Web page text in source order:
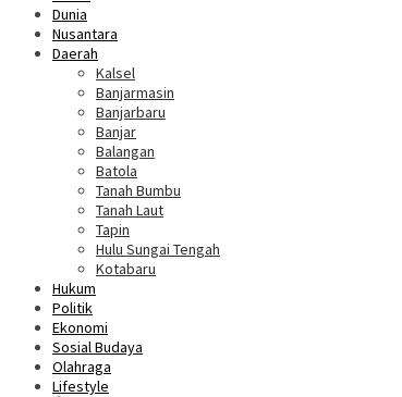
Dunia
Nusantara
Daerah
Kalsel
Banjarmasin
Banjarbaru
Banjar
Balangan
Batola
Tanah Bumbu
Tanah Laut
Tapin
Hulu Sungai Tengah
Kotabaru
Hukum
Politik
Ekonomi
Sosial Budaya
Olahraga
Lifestyle